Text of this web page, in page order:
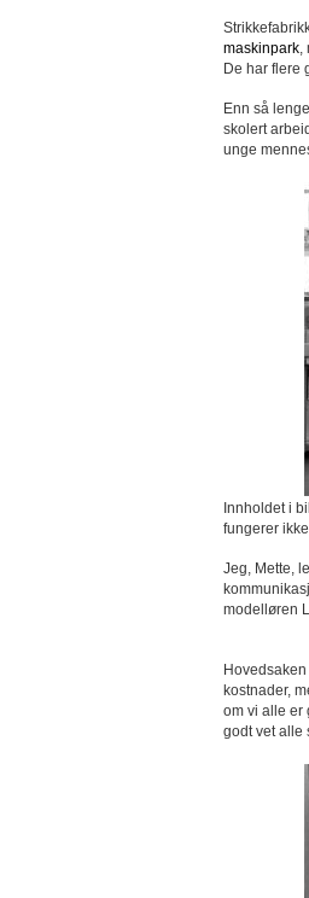
maskinpark,
De har flere
Enn så
skolert
unge
Innholdet i
fungerer
Jeg, Mette,
modelløren
kostnader,
om vi alle er
godt vet alle